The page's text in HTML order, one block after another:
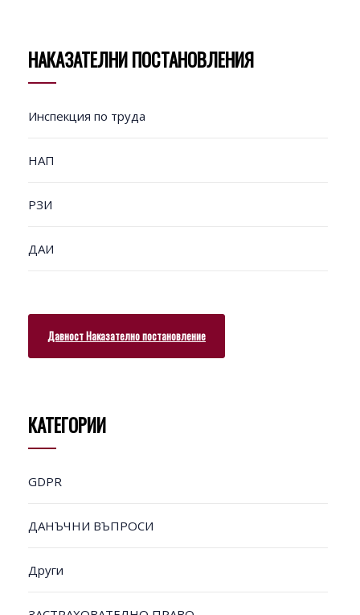
НАКАЗАТЕЛНИ ПОСТАНОВЛЕНИЯ
Инспекция по труда
НАП
РЗИ
ДАИ
Давност Наказателно постановление
КАТЕГОРИИ
GDPR
ДАНЪЧНИ ВЪПРОСИ
Други